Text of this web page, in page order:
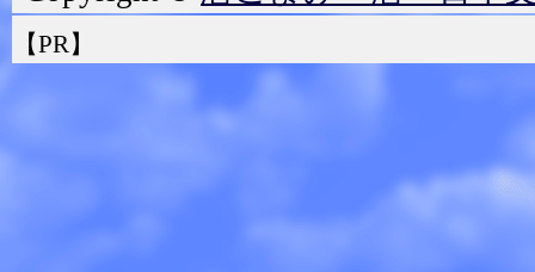
【PR】